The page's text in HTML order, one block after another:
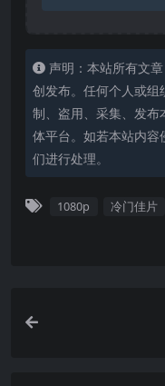
声明：本站所有文
创发布。任何个人或组
制、盗用、采集、发布
体平台。如若本站内
们进行处理。
1080p 冷门佳片